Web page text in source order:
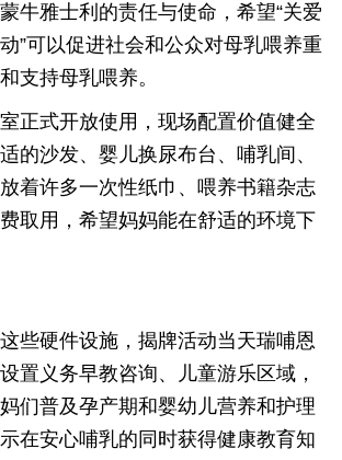
牛雅士利的责任与使命，希望“关爱
”可以促进社会和公众对母乳喂养重
支持母乳喂养。
正式开放使用，现场配置价值健全
的沙发、婴儿换尿布台、哺乳间、
着许多一次性纸巾、喂养书籍杂志
取用，希望妈妈能在舒适的环境下
些硬件设施，揭牌活动当天瑞哺恩
置义务早教咨询、儿童游乐区域，
们普及孕产期和婴幼儿营养和护理
在安心哺乳的同时获得健康教育知